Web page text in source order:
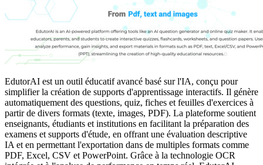
EdutorAI est un outil éducatif avancé basé sur l'IA, conçu pour
simplifier la création de supports d'apprentissage interactifs. Il génère
automatiquement des questions, quiz, fiches et feuilles d'exercices à
partir de divers formats (texte, images, PDF). La plateforme soutient
enseignants, étudiants et institutions en facilitant la préparation des
examens et supports d'étude, en offrant une évaluation descriptive
IA et en permettant l'exportation dans de multiples formats comme
PDF, Excel, CSV et PowerPoint. Grâce à la technologie OCR